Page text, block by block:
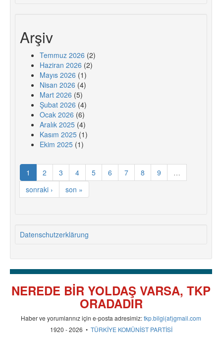
Arşiv
Temmuz 2026 (2)
Haziran 2026 (2)
Mayıs 2026 (1)
Nisan 2026 (4)
Mart 2026 (5)
Şubat 2026 (4)
Ocak 2026 (6)
Aralık 2025 (4)
Kasım 2025 (1)
Ekim 2025 (1)
1 2 3 4 5 6 7 8 9
…
sonraki ›
son »
Datenschutzerklärung
NEREDE BİR YOLDAŞ VARSA, TKP
ORADADIR
Haber ve yorumlarınız için e-posta adresimiz:tkp.bilgi(at)gmail.com
1920 - 2026 • TÜRKİYE KOMÜNİST PARTİSİ